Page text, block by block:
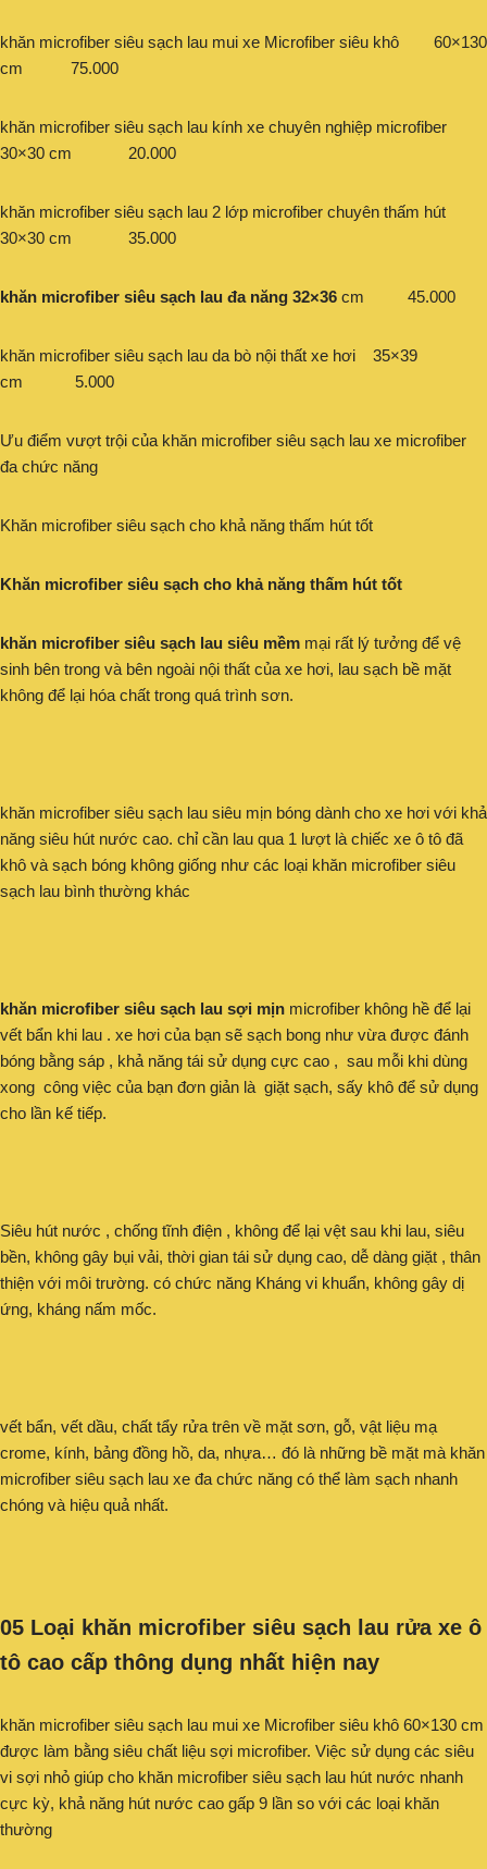
khăn microfiber siêu sạch lau mui xe Microfiber siêu khô 60×130
cm 75.000
khăn microfiber siêu sạch lau kính xe chuyên nghiệp microfiber
30×30 cm 20.000
khăn microfiber siêu sạch lau 2 lớp microfiber chuyên thấm hút
30×30 cm 35.000
khăn microfiber siêu sạch lau đa năng 32×36 cm 45.000
khăn microfiber siêu sạch lau da bò nội thất xe hơi 35×39
cm 5.000
Ưu điểm vượt trội của khăn microfiber siêu sạch lau xe microfiber
đa chức năng
Khăn microfiber siêu sạch cho khả năng thấm hút tốt
Khăn microfiber siêu sạch cho khả năng thấm hút tốt
khăn microfiber siêu sạch lau siêu mềm mại rất lý tưởng để vệ
sinh bên trong và bên ngoài nội thất của xe hơi, lau sạch bề mặt
không để lại hóa chất trong quá trình sơn.
khăn microfiber siêu sạch lau siêu mịn bóng dành cho xe hơi với khả
năng siêu hút nước cao. chỉ cần lau qua 1 lượt là chiếc xe ô tô đã
khô và sạch bóng không giống như các loại khăn microfiber siêu
sạch lau bình thường khác
khăn microfiber siêu sạch lau sợi mịn microfiber không hề để lại
vết bẩn khi lau . xe hơi của bạn sẽ sạch bong như vừa được đánh
bóng bằng sáp , khả năng tái sử dụng cực cao , sau mỗi khi dùng
xong công việc của bạn đơn giản là giặt sạch, sấy khô để sử dụng
cho lần kế tiếp.
Siêu hút nước , chống tĩnh điện , không để lại vệt sau khi lau, siêu
bền, không gây bụi vải, thời gian tái sử dụng cao, dễ dàng giặt , thân
thiện với môi trường. có chức năng Kháng vi khuẩn, không gây dị
ứng, kháng nấm mốc.
vết bẩn, vết dầu, chất tẩy rửa trên về mặt sơn, gỗ, vật liệu mạ
crome, kính, bảng đồng hồ, da, nhựa… đó là những bề mặt mà khăn
microfiber siêu sạch lau xe đa chức năng có thể làm sạch nhanh
chóng và hiệu quả nhất.
05 Loại khăn microfiber siêu sạch lau rửa xe ô
tô cao cấp thông dụng nhất hiện nay
khăn microfiber siêu sạch lau mui xe Microfiber siêu khô 60×130 cm
được làm bằng siêu chất liệu sợi microfiber. Việc sử dụng các siêu
vi sợi nhỏ giúp cho khăn microfiber siêu sạch lau hút nước nhanh
cực kỳ, khả năng hút nước cao gấp 9 lần so với các loại khăn
thường